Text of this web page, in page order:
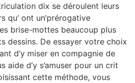
dix se déroulent leurs
qu’ ont un’prérogative
brise-mottes beaucoup plus
dessins. De essayer votre choix
d’y miser en compagnie de
aide d’y s’amuser pour un crit
cette méthode, vous